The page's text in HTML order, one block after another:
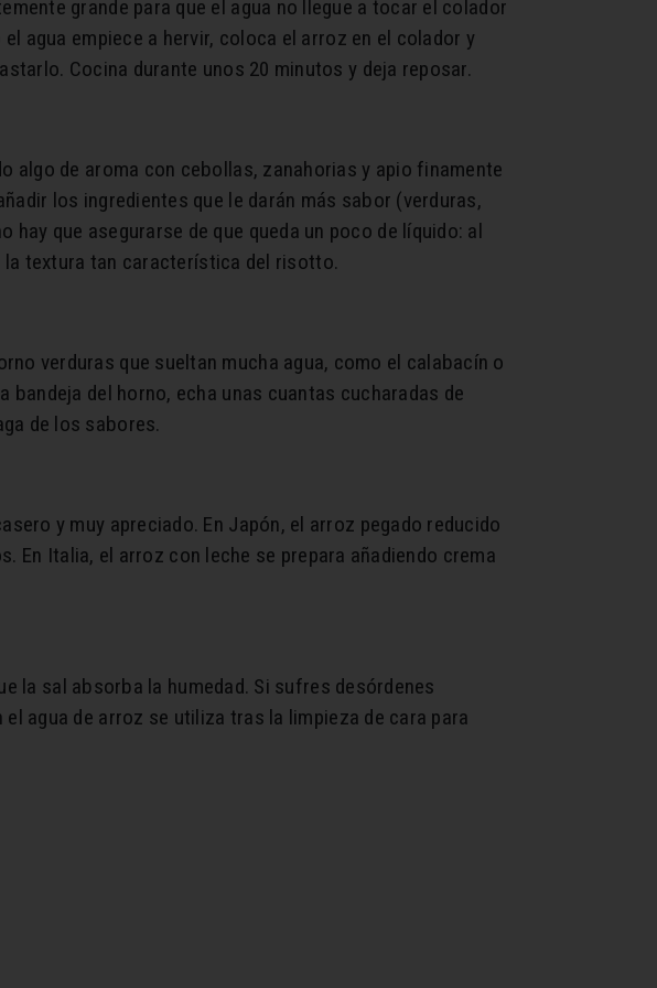
grande para que el agua no llegue a tocar el colador
agua empiece a hervir, coloca el arroz en el colador y
Cocina durante unos 20 minutos y deja reposar.
algo de aroma con cebollas, zanahorias y apio finamente
los ingredientes que le darán más sabor (verduras,
que asegurarse de que queda un poco de líquido: al
textura tan característica del risotto.
verduras que sueltan mucha agua, como el calabacín o
del horno, echa unas cuantas cucharadas de
de los sabores.
y muy apreciado. En Japón, el arroz pegado reducido
En Italia, el arroz con leche se prepara añadiendo crema
la sal absorba la humedad. Si sufres desórdenes
agua de arroz se utiliza tras la limpieza de cara para